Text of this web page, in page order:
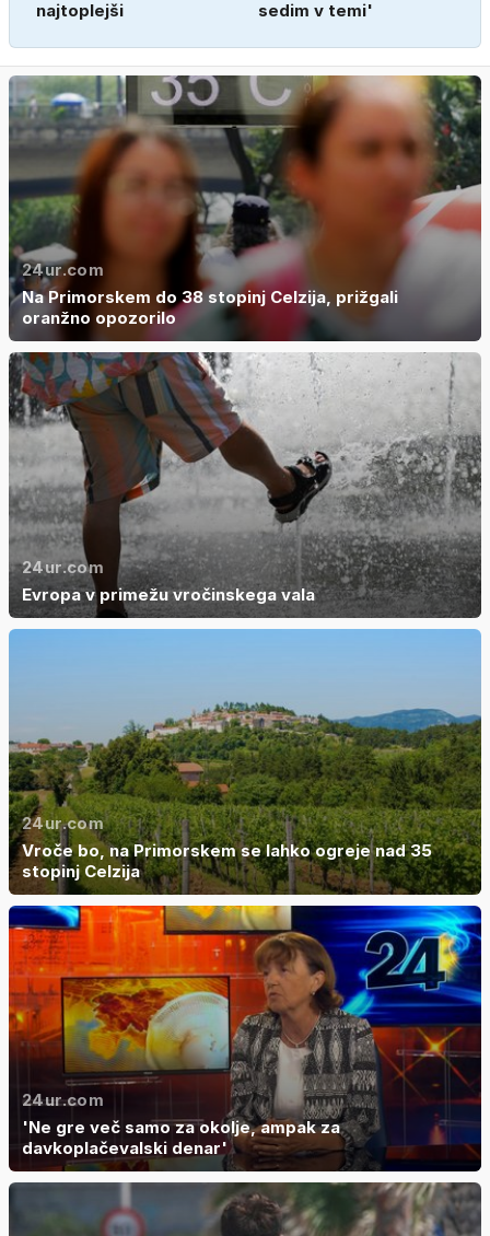
najtoplejši sedim v temi'
24ur.com
Na Primorskem do 38 stopinj Celzija, prižgali
oranžno opozorilo
24ur.com
Evropa v primežu vročinskega vala
24ur.com
Vroče bo, na Primorskem se lahko ogreje nad 35
stopinj Celzija
24ur.com
'Ne gre več samo za okolje, ampak za
davkoplačevalski denar'